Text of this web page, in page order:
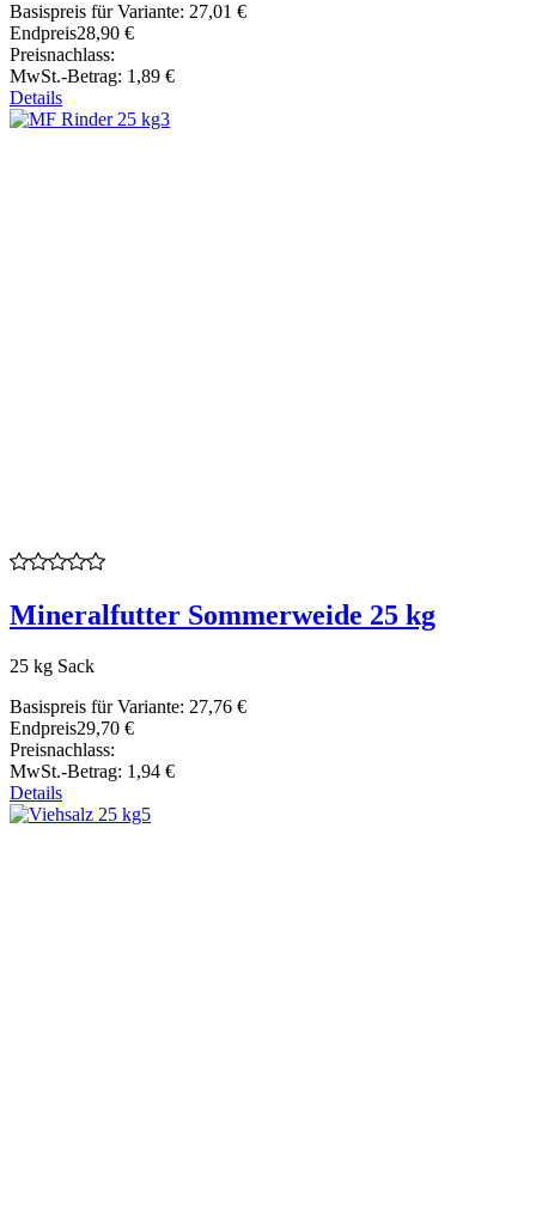
Basispreis für Variante: 27,01 €
Endpreis28,90 €
Preisnachlass:
MwSt.-Betrag: 1,89 €
Details
Mineralfutter Sommerweide 25 kg
25 kg Sack
Basispreis für Variante: 27,76 €
Endpreis29,70 €
Preisnachlass:
MwSt.-Betrag: 1,94 €
Details